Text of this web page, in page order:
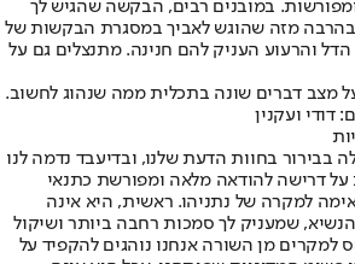
במובנים רבים, הבקשה שהגיש לך
בהרבה מזה שהוגש לאביך במסגרת הבקשות של
והרעוע העניק להם חנינה. מתנצלים גם על
מצב דברים שונה בתכלית ממה שנהוג לחשוב.
דודי ועקנין
בבירור בחוות הדעת שלנו, ובדיעבד נדמה לנו
דרישה להודאה מלאה ומפורשת כתנאי
למקרה של נתניהו. ראשית, היא אינה
שמעניק לך סמכות רחבה ביותר ושיקול
מן השורה אנחנו נוהגים להקפיד על